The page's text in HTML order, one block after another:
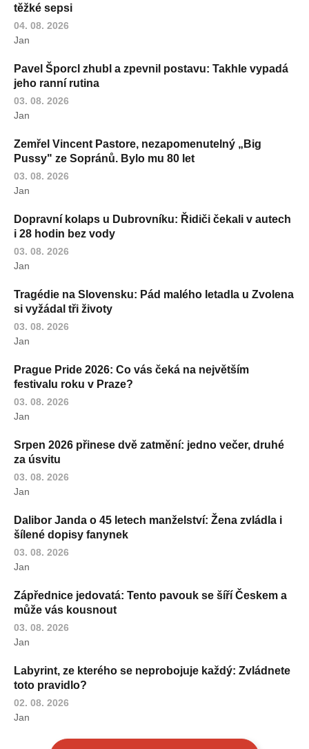
těžké sepsi
04. 08. 2026
Jan
Pavel Šporcl zhubl a zpevnil postavu: Takhle vypadá
jeho ranní rutina
03. 08. 2026
Jan
Zemřel Vincent Pastore, nezapomenutelný „Big
Pussy" ze Sopránů. Bylo mu 80 let
03. 08. 2026
Jan
Dopravní kolaps u Dubrovníku: Řidiči čekali v autech
i 28 hodin bez vody
03. 08. 2026
Jan
Tragédie na Slovensku: Pád malého letadla u Zvolena
si vyžádal tři životy
03. 08. 2026
Jan
Prague Pride 2026: Co vás čeká na největším
festivalu roku v Praze?
03. 08. 2026
Jan
Srpen 2026 přinese dvě zatmění: jedno večer, druhé
za úsvitu
03. 08. 2026
Jan
Dalibor Janda o 45 letech manželství: Žena zvládla i
šílené dopisy fanynek
03. 08. 2026
Jan
Zápřednice jedovatá: Tento pavouk se šíří Českem a
může vás kousnout
03. 08. 2026
Jan
Labyrint, ze kterého se neprobojuje každý: Zvládnete
toto pravidlo?
02. 08. 2026
Jan